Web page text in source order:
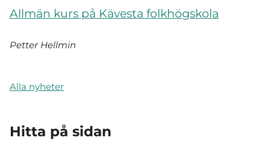
Allmän kurs på Kävesta folkhögskola
Petter Hellmin
Alla nyheter
Hitta på sidan